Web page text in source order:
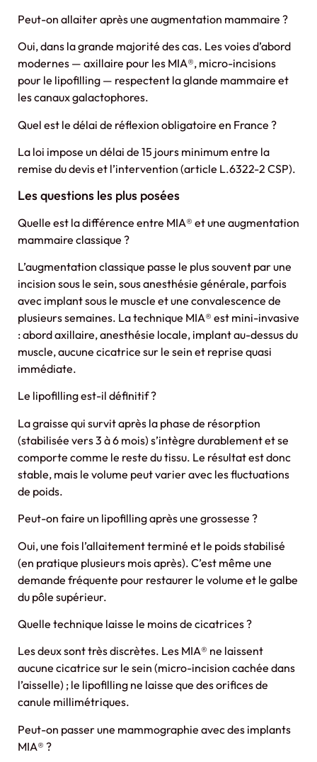
Peut-on allaiter après une augmentation mammaire ?
Oui, dans la grande majorité des cas. Les voies d’abord
modernes — axillaire pour les MIA®, micro-incisions
pour le lipofilling — respectent la glande mammaire et
les canaux galactophores.
Quel est le délai de réflexion obligatoire en France ?
La loi impose un délai de 15 jours minimum entre la
remise du devis et l’intervention (article L.6322-2 CSP).
Les questions les plus posées
Quelle est la différence entre MIA® et une augmentation
mammaire classique ?
L’augmentation classique passe le plus souvent par une
incision sous le sein, sous anesthésie générale, parfois
avec implant sous le muscle et une convalescence de
plusieurs semaines. La technique MIA® est mini-invasive
: abord axillaire, anesthésie locale, implant au-dessus du
muscle, aucune cicatrice sur le sein et reprise quasi
immédiate.
Le lipofilling est-il définitif ?
La graisse qui survit après la phase de résorption
(stabilisée vers 3 à 6 mois) s’intègre durablement et se
comporte comme le reste du tissu. Le résultat est donc
stable, mais le volume peut varier avec les fluctuations
de poids.
Peut-on faire un lipofilling après une grossesse ?
Oui, une fois l’allaitement terminé et le poids stabilisé
(en pratique plusieurs mois après). C’est même une
demande fréquente pour restaurer le volume et le galbe
du pôle supérieur.
Quelle technique laisse le moins de cicatrices ?
Les deux sont très discrètes. Les MIA® ne laissent
aucune cicatrice sur le sein (micro-incision cachée dans
l’aisselle) ; le lipofilling ne laisse que des orifices de
canule millimétriques.
Peut-on passer une mammographie avec des implants
MIA® ?